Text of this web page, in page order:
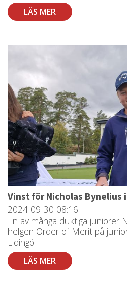
LÄS MER
Vinst för Nicholas Bynelius
2024-09-30 08:16
En av många duktiga juniorer
helgen Order of Merit på
Lidingö.
LÄS MER